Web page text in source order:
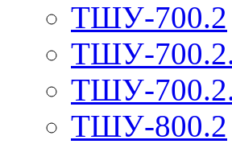
ТШУ-700.2
ТШУ-
ТШУ-
ТШУ-800.2